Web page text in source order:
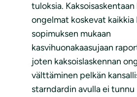
tuloksia.
ongelmat koskevat kaikkia
sopimuksen mukaan
kasvihuonakaasujaan
joten kaksoislaskennan
välttäminen pelkän
starndardin avulla ei tunnu